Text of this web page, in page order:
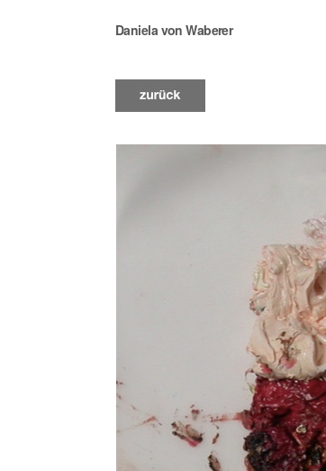
Daniela von Waberer